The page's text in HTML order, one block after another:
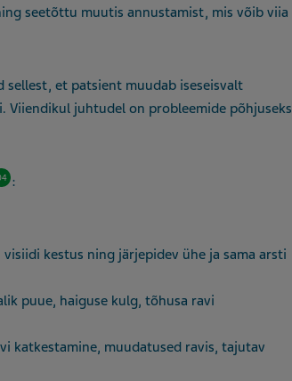
seetõttu muutis annustamist, mis võib viia
et patsient muudab iseseisvalt
Viiendikul juhtudel on probleemide põhjuseks
:
kestus ning järjepidev ühe ja sama arsti
puue, haiguse kulg, tõhusa ravi
katkestamine, muudatused ravis, tajutav